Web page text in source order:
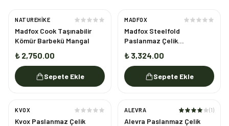
NATUREHIKE
Madfox Cook Taşınabilir
Kömür Barbekü Mangal
₺ 2,750.00
Sepete Ekle
MADFOX
Madfox Steelfold
Paslanmaz Çelik
₺ 3,324.00
Sepete Ekle
KVOX
Kvox Paslanmaz Çelik
ALEVRA (1)
Alevra Paslanmaz Çelik